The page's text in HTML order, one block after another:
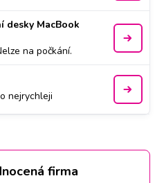
desky MacBook
na počkání.
nejrychleji
firma